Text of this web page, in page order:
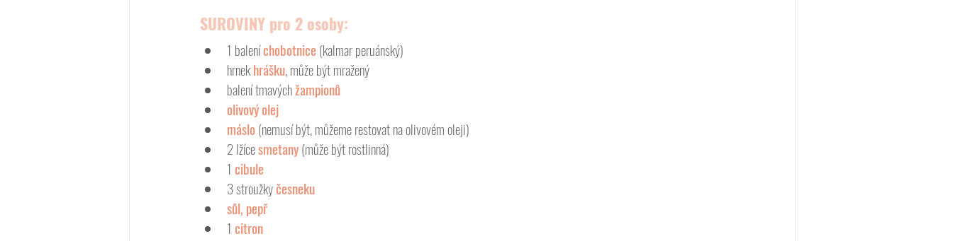
SUROVINY pro 2 osoby:
1 balení chobotnice (kalmar peruánský)
hrnek hrášku, může být mražený
balení tmavých žampionů
olivový olej
máslo (nemusí být, můžeme restovat na olivovém oleji)
2 lžíce smetany (může být rostlinná)
1 cibule
3 stroužky česneku
sůl, pepř
1 citron